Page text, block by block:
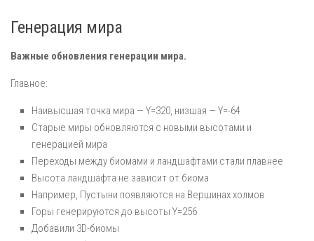
Генерация мира
Важные обновления генерации мира.
Главное:
Наивысшая точка мира — Y=320, низшая — Y=-64
Старые миры обновляются с новыми высотами и
генерацией мира
Переходы между биомами и ландшафтами стали плавнее
Высота ландшафта не зависит от биома
Например, Пустыни появляются на Вершинах холмов
Горы генерируются до высоты Y=256
Добавили 3D-биомы